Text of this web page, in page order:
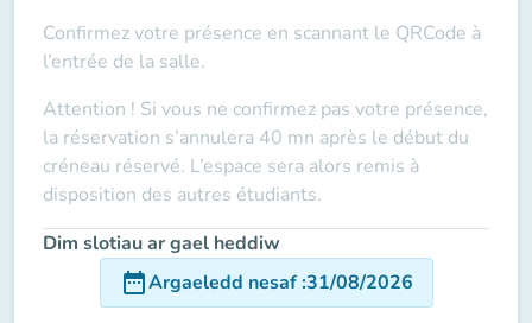
Confirmez votre présence en scannant le QRCode à
l’entrée de la salle.
Attention ! Si vous ne confirmez pas votre présence,
la réservation s’annulera 40 mn après le début du
créneau réservé. L’espace sera alors remis à
disposition des autres étudiants.
Dim slotiau ar gael heddiw
date_rangeArgaeledd nesaf:31/08/2026